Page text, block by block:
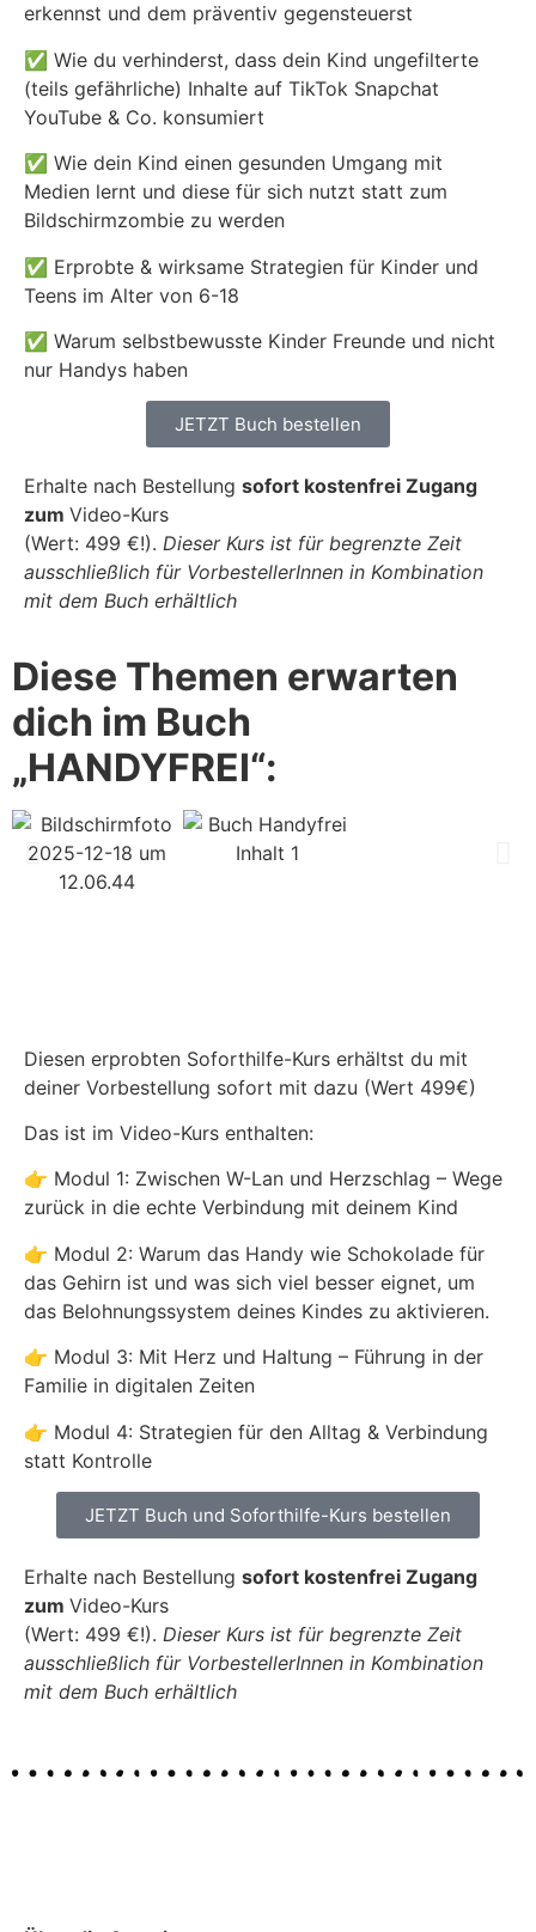
erkennst und dem präventiv gegensteuerst
✅ Wie du verhinderst, dass dein Kind ungefilterte
(teils gefährliche) Inhalte auf TikTok Snapchat
YouTube & Co. konsumiert
✅ Wie dein Kind einen gesunden Umgang mit
Medien lernt und diese für sich nutzt statt zum
Bildschirmzombie zu werden
✅ Erprobte & wirksame Strategien für Kinder und
Teens im Alter von 6-18
✅ Warum selbstbewusste Kinder Freunde und nicht
nur Handys haben
JETZT Buch bestellen
Erhalte nach Bestellung sofort kostenfrei Zugang
zum Video-Kurs
(Wert: 499 €!). Dieser Kurs ist für begrenzte Zeit
ausschließlich für VorbestellerInnen in Kombination
mit dem Buch erhältlich
Diese Themen erwarten
dich im Buch
„HANDYFREI“:
Diesen erprobten Soforthilfe-Kurs erhältst du mit
deiner Vorbestellung sofort mit dazu (Wert 499€)
Das ist im Video-Kurs enthalten:
👉 Modul 1: Zwischen W-Lan und Herzschlag – Wege
zurück in die echte Verbindung mit deinem Kind
👉 Modul 2: Warum das Handy wie Schokolade für
das Gehirn ist und was sich viel besser eignet, um
das Belohnungssystem deines Kindes zu aktivieren.
👉 Modul 3: Mit Herz und Haltung – Führung in der
Familie in digitalen Zeiten
👉 Modul 4: Strategien für den Alltag & Verbindung
statt Kontrolle
JETZT Buch und Soforthilfe-Kurs bestellen
Erhalte nach Bestellung sofort kostenfrei Zugang
zum Video-Kurs
(Wert: 499 €!). Dieser Kurs ist für begrenzte Zeit
ausschließlich für VorbestellerInnen in Kombination
mit dem Buch erhältlich